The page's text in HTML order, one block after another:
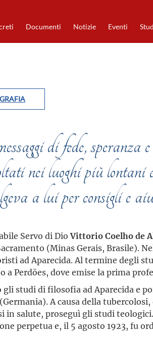
Documenti Notizie Eventi
di fede, speranza
nei luoghi più lontani
a lui per consigli e
Servo di DioVittorio Coelho de
(Minas Gerais, Brasile).
ad Aparecida. Al termine degli
a Perdões, dove emise la prima
gli studi di filosofia ad Aparecida e
A causa della
in salute, proseguì gli studi
perpetua e, il 5 agosto 1923, fu